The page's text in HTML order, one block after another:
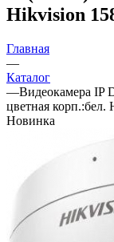
Hikvision
Главная
—
Каталог
—Видеокамера IP
цветная корп.:бел.
Новинка